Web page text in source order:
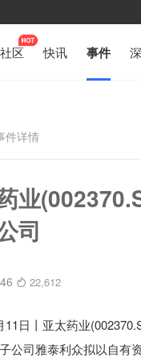
社区 快讯 事件
件详情
业
司
22,612
日丨 亚太药业
公司雅泰利众拟以自有